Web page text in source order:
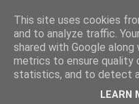
This site uses cookies
and to analyze traffic.
shared with Google
metrics to ensure quality
statistics, and to detect
LEARN